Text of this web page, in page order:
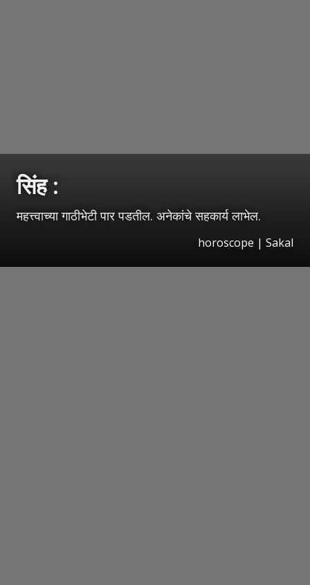
सिंह :
महत्त्वाच्या गाठीभेटी पार पडतील. अनेकांचे सहकार्य लाभेल.
horoscope | Sakal